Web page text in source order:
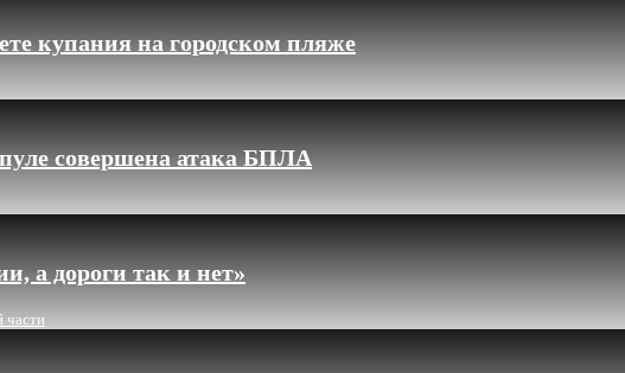
купания на городском пляже
совершена атака БПЛА
а дороги так и нет»
части